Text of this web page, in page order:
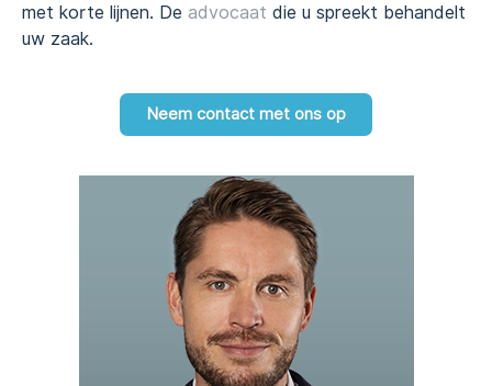
met korte lijnen. De advocaat die u spreekt behandelt
uw zaak.
Neem contact met ons op